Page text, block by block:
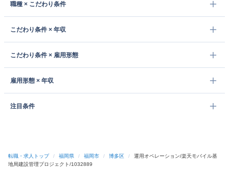
職種 × こだわり条件
こだわり条件 × 年収
こだわり条件 × 雇用形態
雇用形態 × 年収
注目条件
転職・求人トップ / 福岡県 / 福岡市 / 博多区 /
運用オペレーション/楽天モバイル基
地局建設管理プロジェクト/1032889